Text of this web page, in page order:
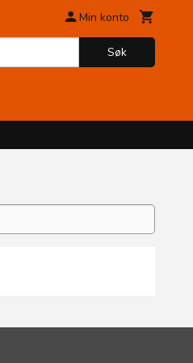
Min konto
Søk